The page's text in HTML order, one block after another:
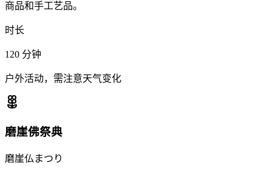
商品和手工艺品。
时长
120 分钟
户外活动，需注意天气变化
磨崖佛祭典
磨崖仏まつり